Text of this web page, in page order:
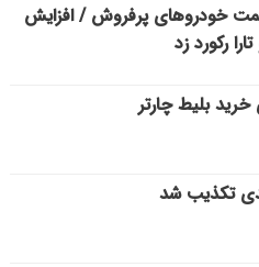
خودروهای پرفروش / افزایش
رکورد زد
بلیط چارتر
تکذیب شد